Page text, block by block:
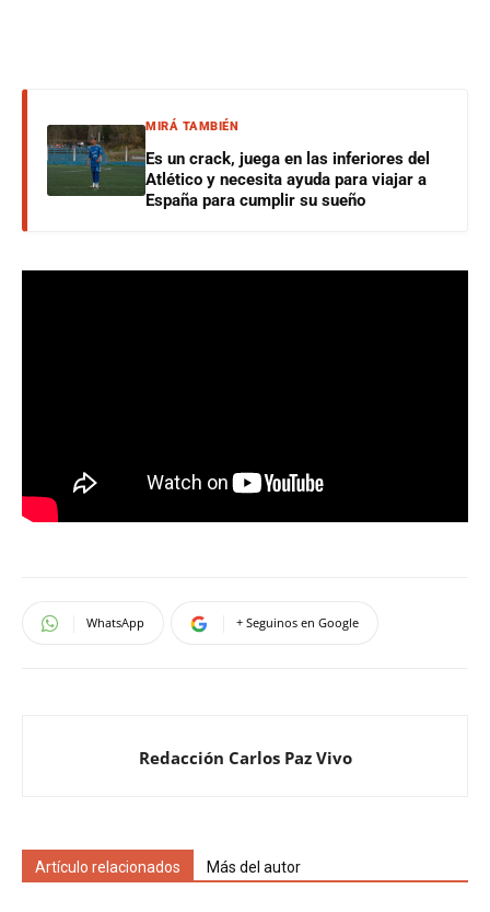
MIRÁ TAMBIÉN
Es un crack, juega en las inferiores del
Atlético y necesita ayuda para viajar a
España para cumplir su sueño
WhatsApp + Seguinos en Google
Redacción Carlos Paz Vivo
Artículo relacionados Más del autor